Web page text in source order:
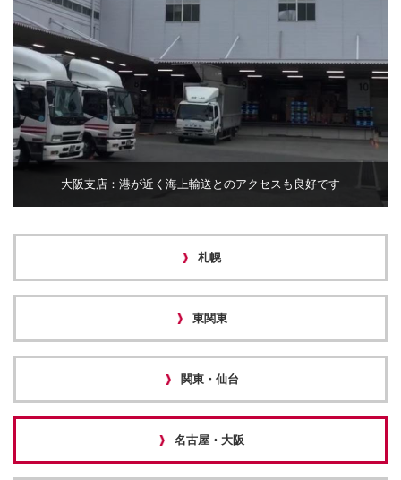
大阪支店：港が近く海上輸送とのアクセスも良好です
札幌
東関東
関東・仙台
名古屋・大阪